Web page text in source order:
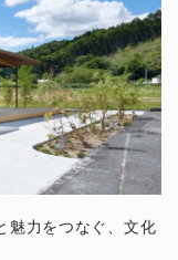
魅力をつなぐ、文化